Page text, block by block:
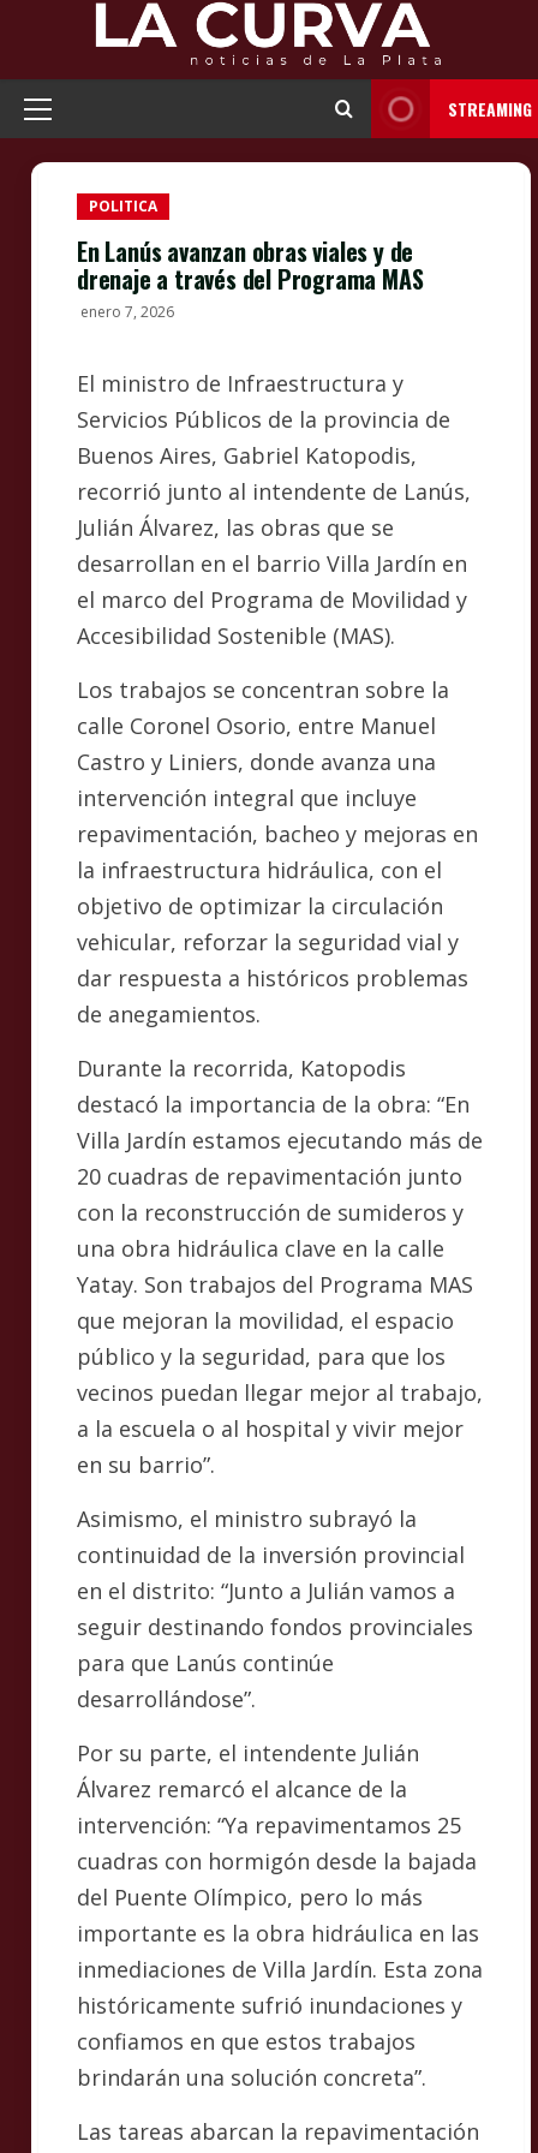
content
Primary
STREAMING
POLITICA
En Lanús avanzan obras viales y de
drenaje a través del Programa MAS
enero 7, 2026
El ministro de Infraestructura y
Servicios Públicos de la provincia de
Buenos Aires, Gabriel Katopodis,
recorrió junto al intendente de Lanús,
Julián Álvarez, las obras que se
desarrollan en el barrio Villa Jardín en
el marco del Programa de Movilidad y
Accesibilidad Sostenible (MAS).
Los trabajos se concentran sobre la
calle Coronel Osorio, entre Manuel
Castro y Liniers, donde avanza una
intervención integral que incluye
repavimentación, bacheo y mejoras en
la infraestructura hidráulica, con el
objetivo de optimizar la circulación
vehicular, reforzar la seguridad vial y
dar respuesta a históricos problemas
de anegamientos.
Durante la recorrida, Katopodis
destacó la importancia de la obra: “En
Villa Jardín estamos ejecutando más de
20 cuadras de repavimentación junto
con la reconstrucción de sumideros y
una obra hidráulica clave en la calle
Yatay. Son trabajos del Programa MAS
que mejoran la movilidad, el espacio
público y la seguridad, para que los
vecinos puedan llegar mejor al trabajo,
a la escuela o al hospital y vivir mejor
en su barrio”.
Asimismo, el ministro subrayó la
continuidad de la inversión provincial
en el distrito: “Junto a Julián vamos a
seguir destinando fondos provinciales
para que Lanús continúe
desarrollándose”.
Por su parte, el intendente Julián
Álvarez remarcó el alcance de la
intervención: “Ya repavimentamos 25
cuadras con hormigón desde la bajada
del Puente Olímpico, pero lo más
importante es la obra hidráulica en las
inmediaciones de Villa Jardín. Esta zona
históricamente sufrió inundaciones y
confiamos en que estos trabajos
brindarán una solución concreta”.
Las tareas abarcan la repavimentación